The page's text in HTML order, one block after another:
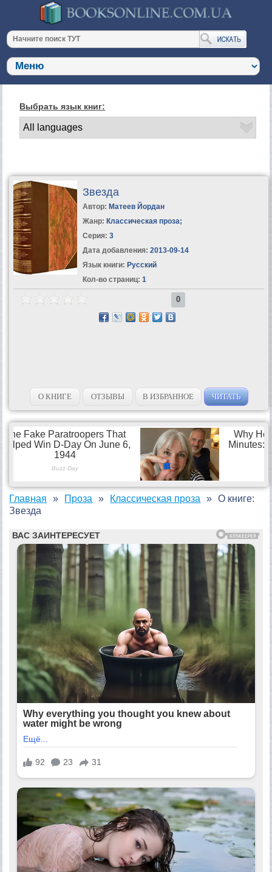
Выбрать язык книг:
Звезда
Автор: Матеев Йордан
Жанр: Классическая проза;
Серия: 3
Дата добавления: 2013-09-14
Язык книги: Русский
Кол-во страниц: 1
0
О КНИГЕ ОТЗЫВЫ В ИЗБРАННОЕ ЧИТАТЬ
Главная Проза Классическая проза
О книге:
Звезда